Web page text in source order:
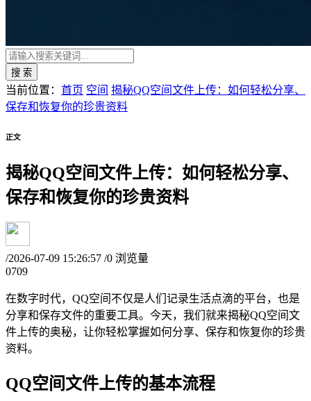
搜 索
当前位置： 首页 空间 揭秘QQ空间文件上传：如何轻松分享、
保存和恢复你的珍贵资料
正文
揭秘QQ空间文件上传：如何轻松分享、
保存和恢复你的珍贵资料
/2026-07-09 15:26:57 /0 浏览量
0709
在数字时代，QQ空间不仅是人们记录生活点滴的平台，也是
分享和保存文件的重要工具。今天，我们就来揭秘QQ空间文
件上传的奥秘，让你轻松掌握如何分享、保存和恢复你的珍贵
资料。
QQ空间文件上传的基本流程